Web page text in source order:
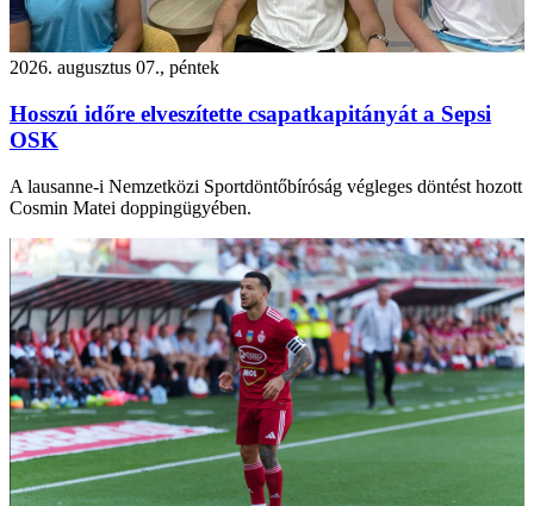
2026. augusztus 07., péntek
Hosszú időre elveszítette csapatkapitányát a Sepsi
OSK
A lausanne-i Nemzetközi Sportdöntőbíróság végleges döntést hozott
Cosmin Matei doppingügyében.